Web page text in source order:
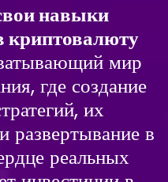
навыки
криптовалюту
мир
где создание
их
развертывание в
реальных